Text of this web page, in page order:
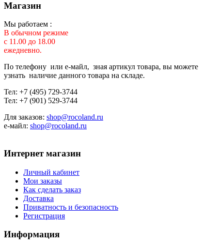
Магазин
Мы работаем :
В обычном режиме
с 11.00 до 18.00
ежедневно.
По телефону или е-майл, зная артикул товара, вы можете
узнать наличие данного товара на складе.
Тел: +7 (495) 729-3744
Тел: +7 (901) 529-3744
Для заказов: shop@rocoland.ru
е-майл: shop@rocoland.ru
Интернет магазин
Личный кабинет
Мои заказы
Как сделать заказ
Доставка
Приватность и безопасность
Регистрация
Информация